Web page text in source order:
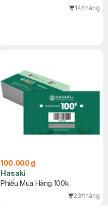
14/tháng
100.000 ₫
Hasaki
Phiếu Mua Hàng 100k
23/tháng